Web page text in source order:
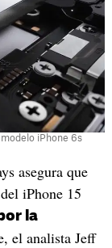
iPhone 6s
asegura que
iPhone 15
la
el analista Jeff